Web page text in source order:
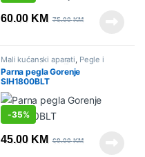
60.00 KM 75.00KM
Mali kućanski aparati Pegle i
parne stanice ,Sniženo
Parna pegla Gorenje
SIH1800BLT
-35%
45.00 KM 69.00KM